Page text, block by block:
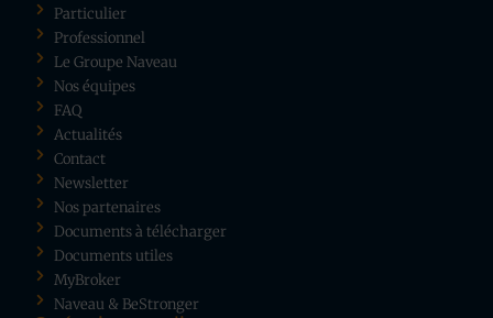
Particulier
Professionnel
Le Groupe Naveau
Nos équipes
FAQ
Actualités
Contact
Newsletter
Nos partenaires
Documents à télécharger
Documents utiles
MyBroker
Naveau & BeStronger